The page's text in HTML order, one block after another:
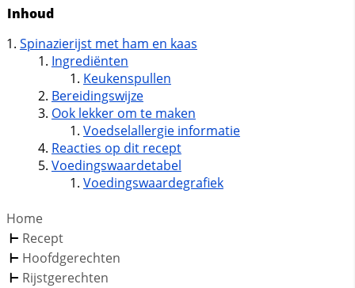
Inhoud
Spinazierijst met ham en kaas
Ingrediënten
Keukenspullen
Bereidingswijze
Ook lekker om te maken
Voedselallergie informatie
Reacties op dit recept
Voedingswaardetabel
Voedingswaardegrafiek
Home
Recept
Hoofdgerechten
Rijstgerechten